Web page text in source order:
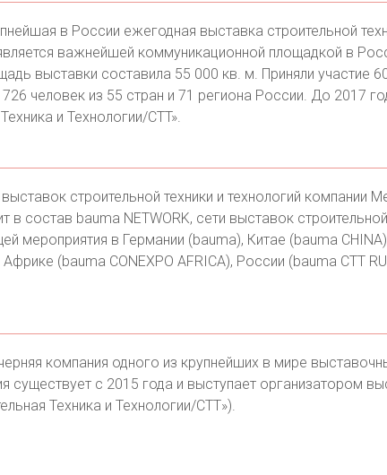
в России ежегодная выставка строительной
важнейшей коммуникационной площадкой в
выставки составила 55 000 кв. м. Приняли участие
человек из 55 стран и 71 региона России. До 2017
и Технологии/CTT».
строительной техники и технологий компании
в состав bauma NETWORK, сети выставок
мероприятия в Германии (bauma), Китае (bauma
(bauma CONEXPO AFRICA), России (bauma CTT
компания одного из крупнейших в мире
существует с 2015 года и выступает организатором
Техника и Технологии/СТТ»).